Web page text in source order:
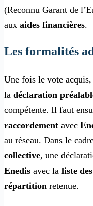
(Reconnu Garant de
aux aides financières.
Les formalités
Une fois le vote
la déclaration
compétente. Il faut
raccordement avec
au réseau. Dans le
collective, une
Enedis avec la liste
répartition retenue.